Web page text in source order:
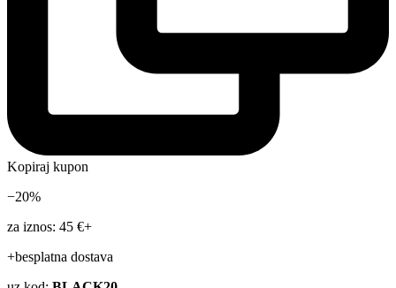
Kopiraj kupon
−20%
za iznos: 45 €+
+besplatna dostava